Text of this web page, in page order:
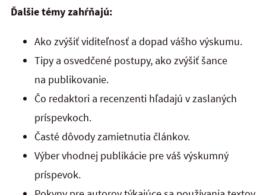
Ďalšie témy zahŕňajú:
Ako zvýšiť viditeľnosť a dopad vášho výskumu.
Tipy a osvedčené postupy, ako zvýšiť šance
na publikovanie.
Čo redaktori a recenzenti hľadajú v zaslaných
príspevkoch.
Časté dôvody zamietnutia článkov.
Výber vhodnej publikácie pre váš výskumný
príspevok.